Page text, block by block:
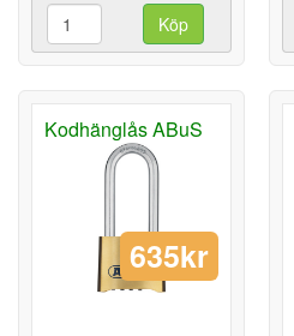
Köp
Kodhänglås ABuS
635kr